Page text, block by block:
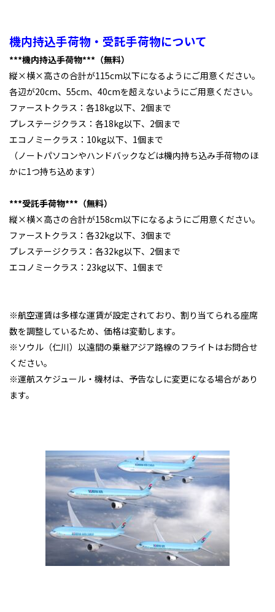
機内持込手荷物・受託手荷物について
***機内持込手荷物***（無料）
縦×横×高さの合計が115cm以下になるようにご用意ください。
各辺が20cm、55cm、40cmを超えないようにご用意ください。
ファーストクラス：各18kg以下、2個まで
プレステージクラス：各18kg以下、2個まで
エコノミークラス：10kg以下、1個まで
（ノートパソコンやハンドバックなどは機内持ち込み手荷物のほ
かに1つ持ち込めます）
***受託手荷物***（無料）
縦×横×高さの合計が158cm以下になるようにご用意ください。
ファーストクラス：各32kg以下、3個まで
プレステージクラス：各32kg以下、2個まで
エコノミークラス：23kg以下、1個まで
※航空運賃は多様な運賃が設定されており、割り当てられる座席
数を調整しているため、価格は変動します。
※ソウル（仁川）以遠間の乗継アジア路線のフライトはお問合せ
ください。
※運航スケジュール・機材は、予告なしに変更になる場合があり
ます。